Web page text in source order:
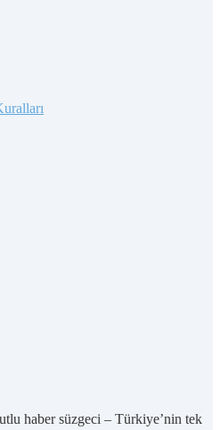
haber süzgeci – Türkiye’nin tek